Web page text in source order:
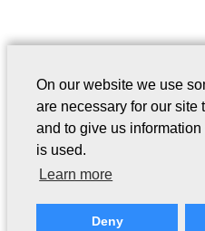
On our website we use
are necessary for our site
and to give us
is used.
Learn more
Deny